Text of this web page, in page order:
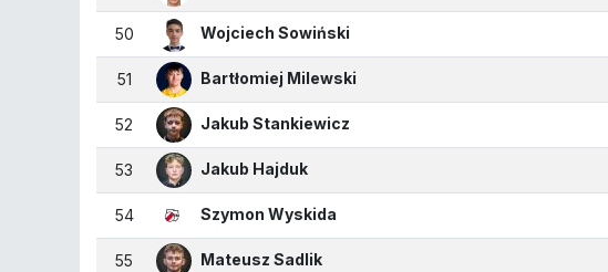
50 Wojciech Sowiński
51 Bartłomiej Milewski
52 Jakub Stankiewicz
53 Jakub Hajduk
54 Szymon Wyskida
55 Mateusz Sadlik